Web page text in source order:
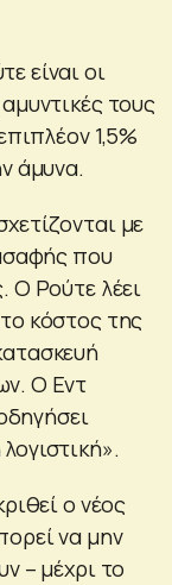
είναι οι
τους
1,5%
άμυνα.
με
που
Ο Ρούτε λέει
κόστος της
Ο Εντ
ο νέος
να μην
– μέχρι το